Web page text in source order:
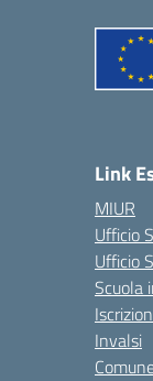
Link
MIUR
Ufficio
Ufficio
Scuola
Invalsi